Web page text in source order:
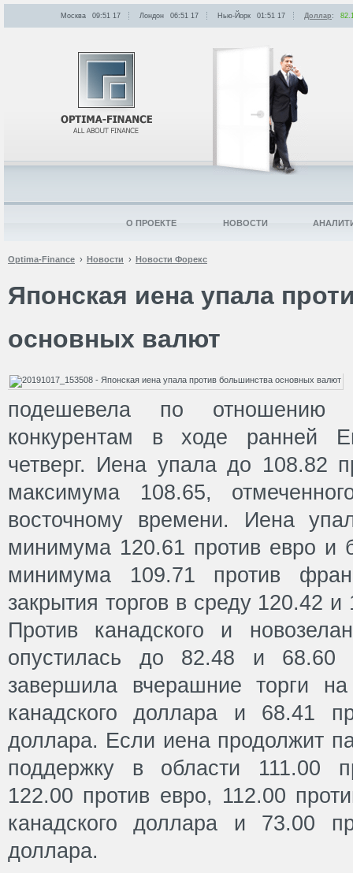
Optima-Finance Новости Новости Форекс
Японская иена упала
основных валют
подешевела по
конкурентам в ходе ранней
четверг. Иена упала до 108.82
максимума 108.65,
восточному времени. Иена
минимума 120.61 против евро и
минимума 109.71 против
закрытия торгов в среду 120.42 и
Против канадского и
опустилась до 82.48 и 68.60
завершила вчерашние торги
канадского доллара и 68.41
доллара. Если иена продолжит
поддержку в области 111.00
122.00 против евро, 112.00
канадского доллара и 73.00
доллара.
Москва 09:51 17 Лондон 06:51 17 Нью-Йорк 01:51 17 Доллар:
О ПРОЕКТЕ НОВОСТИ